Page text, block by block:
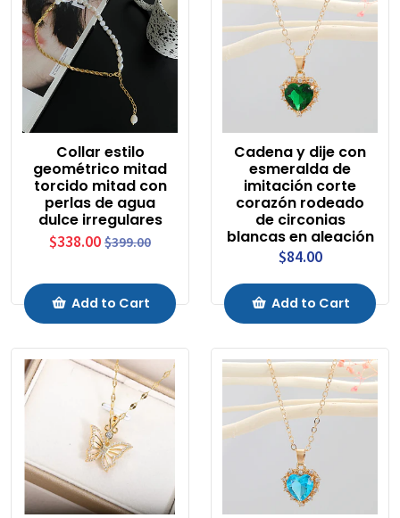
Collar estilo
geométrico mitad
torcido mitad con
perlas de agua
dulce irregulares
$338.00 $399.00
Add to Cart
Cadena y dije con
esmeralda de
imitación corte
corazón rodeado
de circonias
blancas en aleación
$84.00
Add to Cart